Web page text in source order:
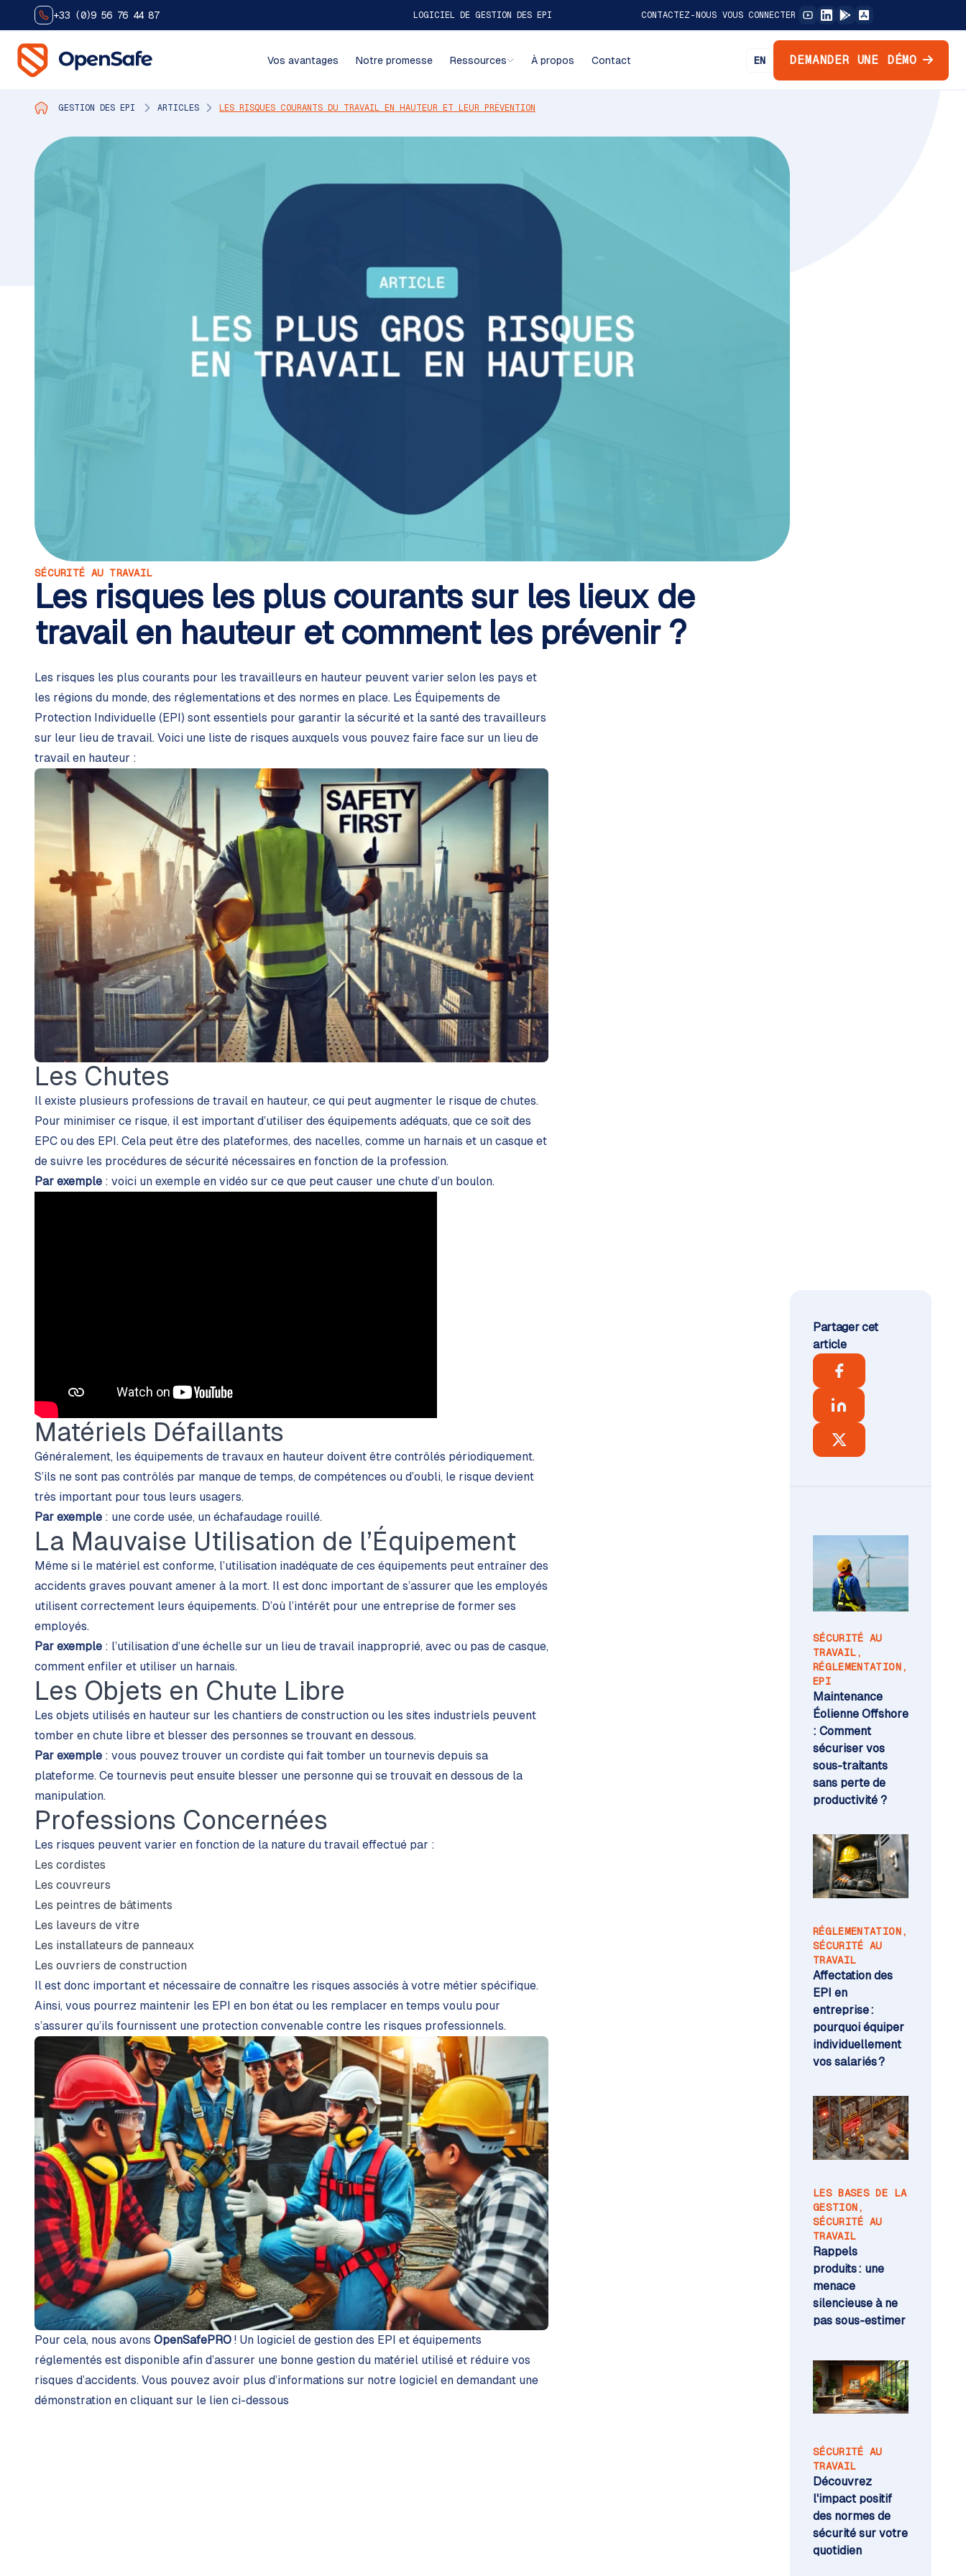
+33 (0)9 56 76 44 87 LOGICIEL DE GESTION DES EPI CONTACTEZ-NOUS VOUS CONNECTER
Vos avantages Notre promesse Ressources À propos Contact EN DEMANDER UNE DÉMO
GESTION DES EPI ARTICLES LES RISQUES COURANTS DU TRAVAIL EN HAUTEUR ET LEUR PRÉVENTION
SÉCURITÉ AU TRAVAIL
Les risques les plus courants sur les lieux de
travail en hauteur et comment les prévenir ?
Les risques les plus courants pour les travailleurs en hauteur peuvent varier selon les pays et
les régions du monde, des réglementations et des normes en place. Les Équipements de
Protection Individuelle (EPI) sont essentiels pour garantir la sécurité et la santé des travailleurs
sur leur lieu de travail. Voici une liste de risques auxquels vous pouvez faire face sur un lieu de
travail en hauteur :
Les Chutes
Il existe plusieurs professions de travail en hauteur, ce qui peut augmenter le risque de chutes.
Pour minimiser ce risque, il est important d’utiliser des équipements adéquats, que ce soit des
EPC ou des EPI. Cela peut être des plateformes, des nacelles, comme un harnais et un casque et
de suivre les procédures de sécurité nécessaires en fonction de la profession.
Par exemple : voici un exemple en vidéo sur ce que peut causer une chute d’un boulon.
Matériels Défaillants
Généralement, les équipements de travaux en hauteur doivent être contrôlés périodiquement.
S’ils ne sont pas contrôlés par manque de temps, de compétences ou d’oubli, le risque devient
très important pour tous leurs usagers.
Par exemple : une corde usée, un échafaudage rouillé.
La Mauvaise Utilisation de l’Équipement
Même si le matériel est conforme, l’utilisation inadéquate de ces équipements peut entraîner des
accidents graves pouvant amener à la mort. Il est donc important de s’assurer que les employés
utilisent correctement leurs équipements. D’où l’intérêt pour une entreprise de former ses
employés.
Par exemple : l’utilisation d’une échelle sur un lieu de travail inapproprié, avec ou pas de casque,
comment enfiler et utiliser un harnais.
Les Objets en Chute Libre
Les objets utilisés en hauteur sur les chantiers de construction ou les sites industriels peuvent
tomber en chute libre et blesser des personnes se trouvant en dessous.
Par exemple : vous pouvez trouver un cordiste qui fait tomber un tournevis depuis sa
plateforme. Ce tournevis peut ensuite blesser une personne qui se trouvait en dessous de la
manipulation.
Professions Concernées
Les risques peuvent varier en fonction de la nature du travail effectué par :
Les cordistes
Les couvreurs
Les peintres de bâtiments
Les laveurs de vitre
Les installateurs de panneaux
Les ouvriers de construction
Il est donc important et nécessaire de connaître les risques associés à votre métier spécifique.
Ainsi, vous pourrez maintenir les EPI en bon état ou les remplacer en temps voulu pour
s’assurer qu’ils fournissent une protection convenable contre les risques professionnels.
Pour cela, nous avons OpenSafePRO ! Un logiciel de gestion des EPI et équipements
réglementés est disponible afin d’assurer une bonne gestion du matériel utilisé et réduire vos
risques d’accidents. Vous pouvez avoir plus d’informations sur notre logiciel en demandant une
démonstration en cliquant sur le lien ci-dessous
Partager cet
article
SÉCURITÉ AU
TRAVAIL,
RÉGLEMENTATION,
EPI
Maintenance
Éolienne Offshore
: Comment
sécuriser vos
sous-traitants
sans perte de
productivité ?
RÉGLEMENTATION,
SÉCURITÉ AU
TRAVAIL
Affectation des
EPI en
entreprise :
pourquoi équiper
individuellement
vos salariés ?
LES BASES DE LA
GESTION,
SÉCURITÉ AU
TRAVAIL
Rappels
produits : une
menace
silencieuse à ne
pas sous-estimer
SÉCURITÉ AU
TRAVAIL
Découvrez
l'impact positif
des normes de
sécurité sur votre
quotidien